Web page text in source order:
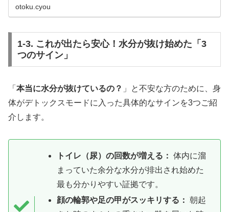
otoku.cyou
1-3. これが出たら安心！水分が抜け始めた「3
つのサイン」
「 本当に水分が抜けているの？ 」と不安な方のために、身
体がデトックスモードに入った具体的なサインを3つご紹
介します。
トイレ（尿）の回数が増える： 体内に溜
まっていた余分な水分が排出され始めた
最も分かりやすい証拠です。
顔の輪郭や足の甲がスッキリする： 朝起